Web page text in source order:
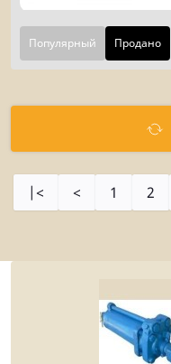
Популярный Продано
|< < 1 2